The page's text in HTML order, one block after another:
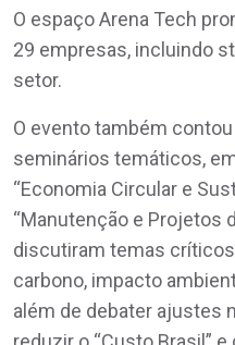
O espaço Arena Tech
29 empresas, incluindo
setor.
O evento também
seminários temáticos,
“Economia Circular e
“Manutenção e Projetos
discutiram temas
carbono, impacto
além de debater ajustes